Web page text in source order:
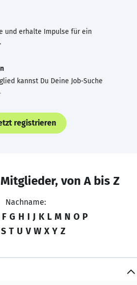
und erhalte Impulse für ein
kannst Du Deine Job-Suche
registrieren
Mitglieder, von A bis Z
Nachname:
F G H I J K L M N O P
S T U V W X Y Z